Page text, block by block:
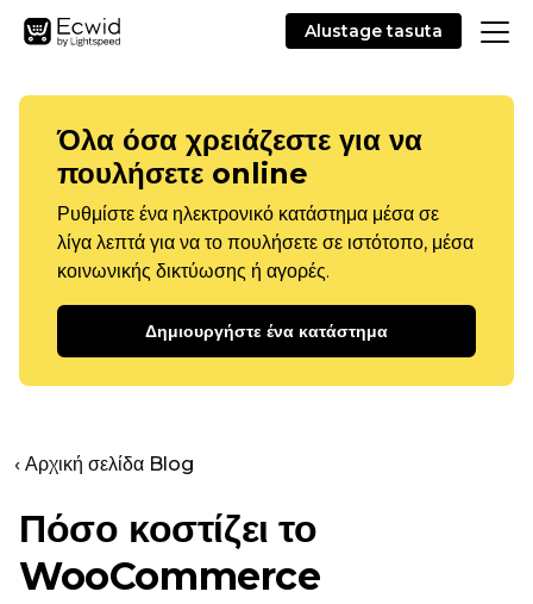
Alustage tasuta
Όλα όσα χρειάζεστε για να
πουλήσετε online
Ρυθμίστε ένα ηλεκτρονικό κατάστημα μέσα σε
λίγα λεπτά για να το πουλήσετε σε ιστότοπο, μέσα
κοινωνικής δικτύωσης ή αγορές.
Δημιουργήστε ένα κατάστημα
‹ Αρχική σελίδα Blog
Πόσο κοστίζει το
WooCommerce